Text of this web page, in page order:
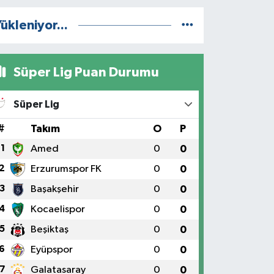
Süper Lig Puan Durumu
Süper Lig
Takım O P
1 Amed 0 0
Erzurumspor FK 0 0
3 Başakşehir 0 0
Kocaelispor 0 0
5 Beşiktaş 0 0
Eyüpspor 0 0
7 Galatasaray 0 0